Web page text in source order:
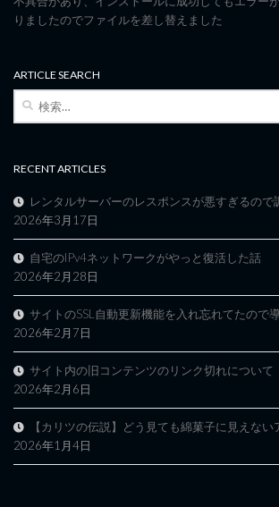
りましたのでファイルを差し替えました
ARTICLE SEARCH
検
RECENT ARTICLES
レンタルサーバーのレスポンスが悪すぎるので
2026年3月17日
自宅のIPv4ネットワークがやっと復活した話
2026年2月28日
サイトのSSL自動更新機能を入れ忘れてたので
2026年2月7日
サイト内の旧コンテンツのリンク切れについて
2026年2月6日
【カリツの伝説】どう見ても綿菓子に見えない
2026年1月4日